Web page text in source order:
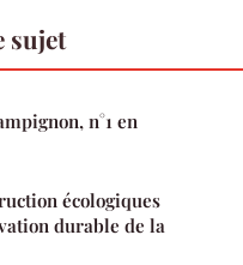
sujet
n°1 en
écologiques
durable de la